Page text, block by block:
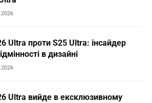
Ultra проти S25 Ultra: інсайдер
в дизайні
Ultra вийде в ексклюзивному